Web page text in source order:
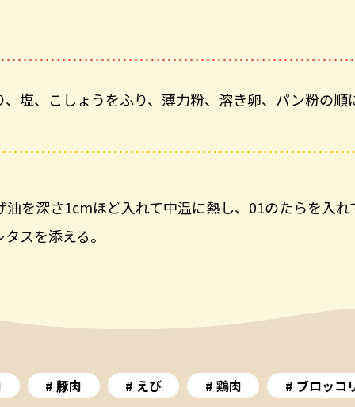
、塩、こしょうをふり、薄力粉、溶き卵、パン粉の
油を深さ1cmほど入れて中温に熱し、01のたらを入
スを添える。
豚肉 えび 鶏肉 ブロッコ